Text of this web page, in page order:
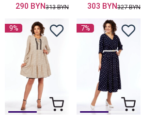
290 BYN313 BYN 303 BYN327 BYN
9% 7%